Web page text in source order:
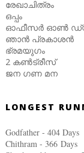
ഒപ്പം :
ഓഫീസർ ഓൺ
ഞാൻ
ഭ്രമയുഗം
2
ജന ഗണ മന
LONGEST
Godfather - 404 Days
Chithram - 366 Days